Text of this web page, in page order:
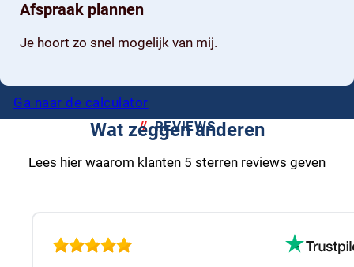
Afspraak plannen
Je hoort zo snel mogelijk van mij.
Ga naar de calculator
REVIEWS
Wat zeggen anderen
Lees hier waarom klanten 5 sterren reviews geven